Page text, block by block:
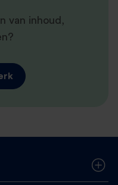
van inhoud,